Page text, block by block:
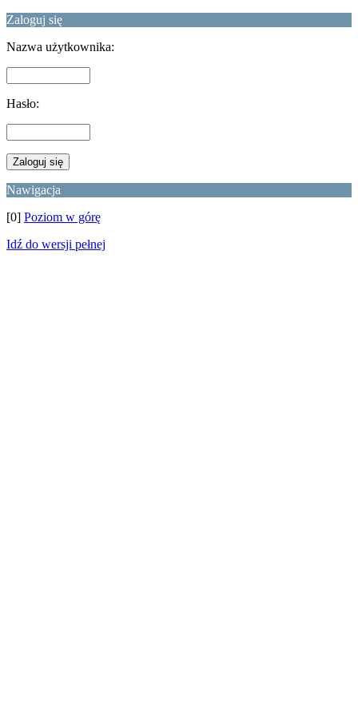
Zaloguj się
Nazwa użytkownika:
Hasło:
Nawigacja
[0] Poziom w górę
Idź do wersji pełnej